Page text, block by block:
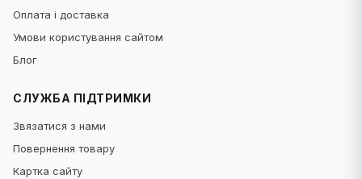
Оплата і доставка
Умови користування сайтом
Блог
СЛУЖБА ПІДТРИМКИ
Звязатися з нами
Повернення товару
Картка сайту